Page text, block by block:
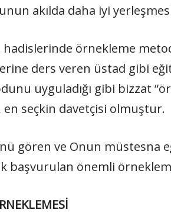
akılda daha iyi
hadislerinde örnekleme
ders veren üstad gibi
uyguladığı gibi bizzat
seçkin davetçisi olmuştur.
gören ve Onun müstesna
başvurulan önemli